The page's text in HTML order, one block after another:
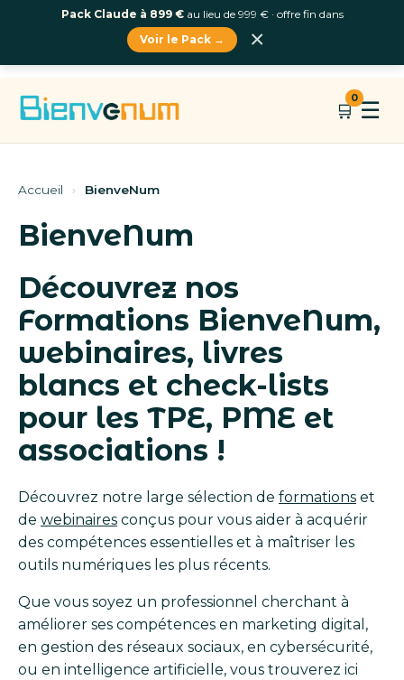
🛒
0
☰
Accueil › BienveNum
BienveNum
Découvrez nos
Formations BienveNum,
webinaires, livres
blancs et check-lists
pour les TPE, PME et
associations !
Découvrez notre large sélection de formations et
de webinaires conçus pour vous aider à acquérir
des compétences essentielles et à maîtriser les
outils numériques les plus récents.
Que vous soyez un professionnel cherchant à
améliorer ses compétences en marketing digital,
en gestion des réseaux sociaux, en cybersécurité,
ou en intelligence artificielle, vous trouverez ici
Pack Claude à 899 €au lieu de 999 € · offre fin dans
Voir le Pack →
×